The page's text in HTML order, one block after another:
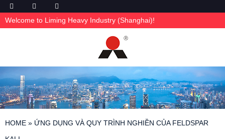
Welcome to Liming Heavy Industry (Shanghai)!
HOME » ỨNG DỤNG VÀ QUY TRÌNH NGHIỀN CỦA FELDSPAR